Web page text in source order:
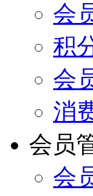
会
积
会
消
会员
会